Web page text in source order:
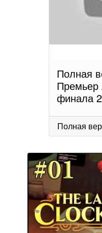
Полная
Премьер
финала
Полная